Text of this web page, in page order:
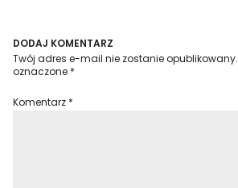
Dom na kółkach
DODAJ KOMENTARZ
Twój adres e-mail nie zostanie opublikowany.
oznaczone *
Komentarz *